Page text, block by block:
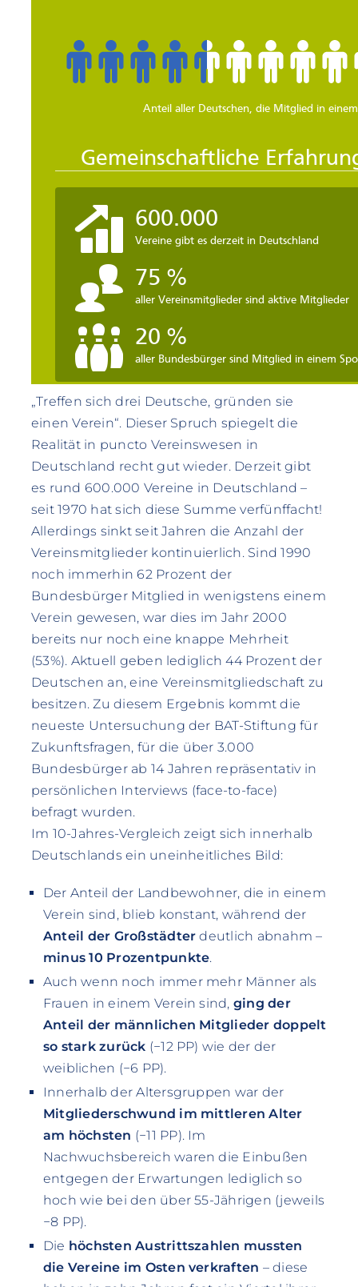
„Treffen sich drei Deutsche, gründen sie
einen Verein“. Dieser Spruch spiegelt die
Realität in puncto Vereinswesen in
Deutschland recht gut wieder. Derzeit gibt
es rund 600.000 Vereine in Deutschland –
seit 1970 hat sich diese Summe verfünffacht!
Allerdings sinkt seit Jahren die Anzahl der
Vereinsmitglieder kontinuierlich. Sind 1990
noch immerhin 62 Prozent der
Bundesbürger Mitglied in wenigstens einem
Verein gewesen, war dies im Jahr 2000
bereits nur noch eine knappe Mehrheit
(53%). Aktuell geben lediglich 44 Prozent der
Deutschen an, eine Vereinsmitgliedschaft zu
besitzen. Zu diesem Ergebnis kommt die
neueste Untersuchung der BAT-Stiftung für
Zukunftsfragen, für die über 3.000
Bundesbürger ab 14 Jahren repräsentativ in
persönlichen Interviews (face-to-face)
befragt wurden.
Im 10-Jahres-Vergleich zeigt sich innerhalb
Deutschlands ein uneinheitliches Bild:
Der Anteil der Landbewohner, die in einem
Verein sind, blieb konstant, während der
Anteil der Großstädter deutlich abnahm –
minus 10 Prozentpunkte.
Auch wenn noch immer mehr Männer als
Frauen in einem Verein sind, ging der
Anteil der männlichen Mitglieder doppelt
so stark zurück (−12 PP) wie der der
weiblichen (−6 PP).
Innerhalb der Altersgruppen war der
Mitgliederschwund im mittleren Alter
am höchsten (−11 PP). Im
Nachwuchsbereich waren die Einbußen
entgegen der Erwartungen lediglich so
hoch wie bei den über 55-Jährigen (jeweils
−8 PP).
Die höchsten Austrittszahlen mussten
die Vereine im Osten verkraften – diese